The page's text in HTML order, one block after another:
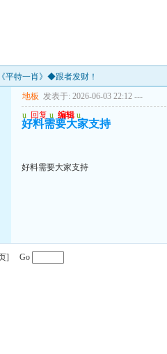
平特一肖》◆跟者发财！
地板 发表于: 2026-06-03 22:12 ---
u 回复 u 编辑 u
好料需要大家支持
好料需要大家支持
] Go